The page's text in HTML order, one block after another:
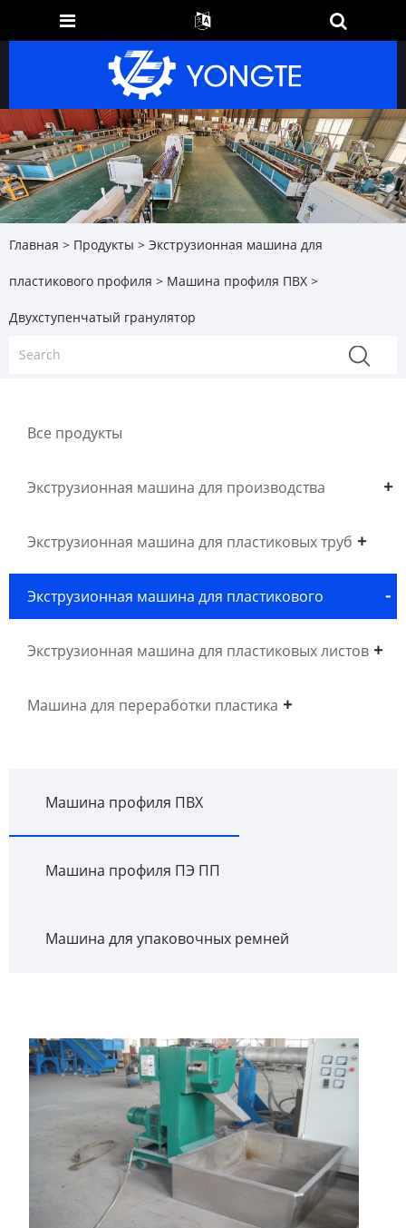
Главная > Продукты > Экструзионная машина для
пластикового профиля > Машина профиля ПВХ >
Двухступенчатый гранулятор
Все продукты
Экструзионная машина для производства
древесного пластика WPC
Экструзионная машина для пластиковых труб
Экструзионная машина для пластикового
профиля
Экструзионная машина для пластиковых листов
Машина для переработки пластика
Машина профиля ПВХ
Машина профиля ПЭ ПП
Машина для упаковочных ремней